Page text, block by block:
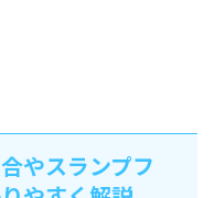
やスランプフ